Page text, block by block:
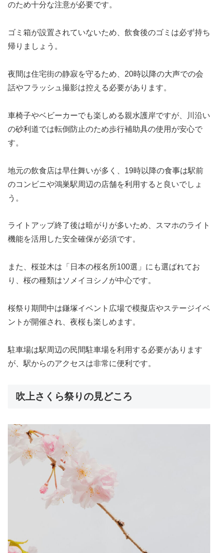
のため十分な注意が必要です。
ゴミ箱が設置されていないため、飲食後のゴミは必ず持ち
帰りましょう。
夜間は住宅街の静寂を守るため、20時以降の大声での会
話やフラッシュ撮影は控える必要があります。
車椅子やベビーカーでも楽しめる親水護岸ですが、川沿い
の砂利道では転倒防止のため歩行補助具の使用が安心で
す。
地元の飲食店は早仕舞いが多く、19時以降の食事は駅前
のコンビニや鴻巣駅周辺の店舗を利用すると良いでしょ
う。
ライトアップ終了後は暗がりが多いため、スマホのライト
機能を活用した安全確保が必須です。
また、桜並木は「日本の桜名所100選」にも選ばれてお
り、桜の種類はソメイヨシノが中心です。
桜祭り期間中は鎌塚イベント広場で模擬店やステージイベ
ントが開催され、夜桜も楽しめます。
駐車場は駅周辺の民間駐車場を利用する必要があります
が、駅からのアクセスは非常に便利です。
吹上さくら祭りの見どころ